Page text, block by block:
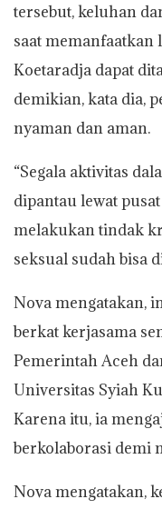
tersebut, keluhan
saat
Koetaradja dapat
demikian, kata dia,
nyaman dan aman.
“Segala aktivitas
dipantau lewat
melakukan tindak
seksual sudah bisa
Nova mengatakan,
berkat kerjasama
Pemerintah Aceh
Universitas Syiah
Karena itu, ia
berkolaborasi demi
Nova mengatakan,